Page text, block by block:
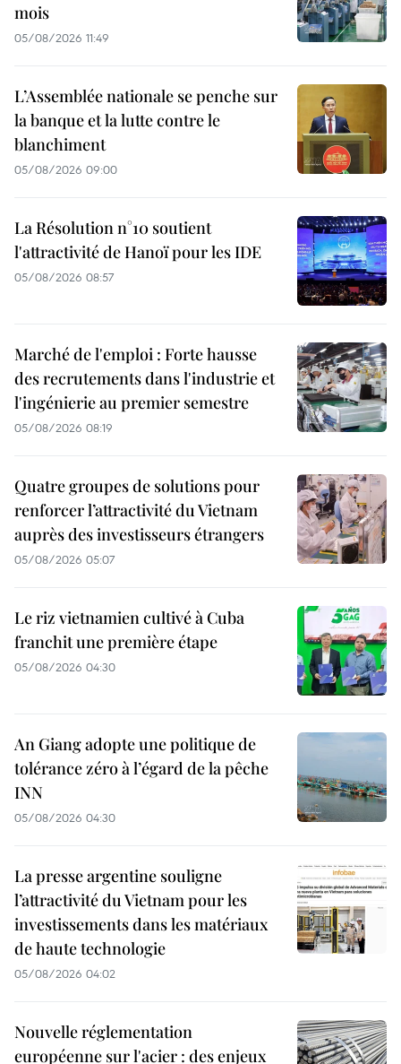
mois
05/08/2026 11:49
L’Assemblée nationale se penche sur
la banque et la lutte contre le
blanchiment
05/08/2026 09:00
La Résolution n°10 soutient
l'attractivité de Hanoï pour les IDE
05/08/2026 08:57
Marché de l'emploi : Forte hausse
des recrutements dans l'industrie et
l'ingénierie au premier semestre
05/08/2026 08:19
Quatre groupes de solutions pour
renforcer l’attractivité du Vietnam
auprès des investisseurs étrangers
05/08/2026 05:07
Le riz vietnamien cultivé à Cuba
franchit une première étape
05/08/2026 04:30
An Giang adopte une politique de
tolérance zéro à l’égard de la pêche
INN
05/08/2026 04:30
La presse argentine souligne
l’attractivité du Vietnam pour les
investissements dans les matériaux
de haute technologie
05/08/2026 04:02
Nouvelle réglementation
européenne sur l'acier : des enjeux